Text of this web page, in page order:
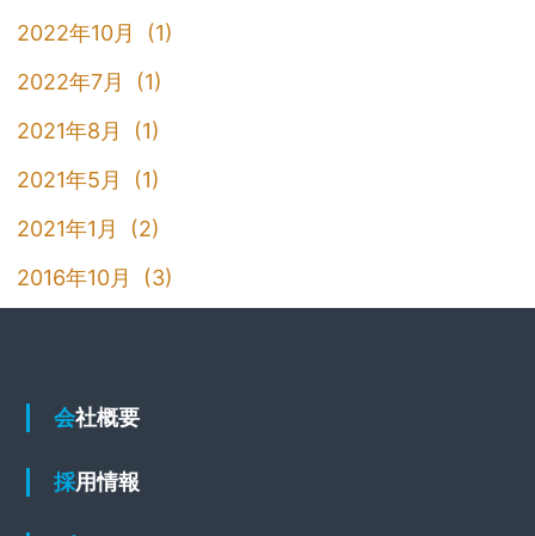
2022年10月 (1)
2022年7月 (1)
2021年8月 (1)
2021年5月 (1)
2021年1月 (2)
2016年10月 (3)
会社概要
採用情報